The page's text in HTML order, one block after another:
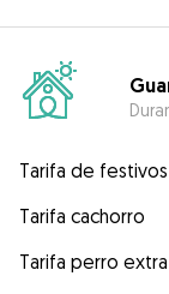
Tarifa de festivos
Tarifa cachorro
Tarifa perro extra